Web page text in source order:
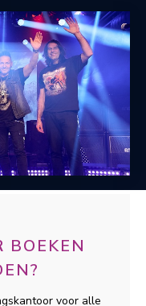
BOEKEN
voor alle